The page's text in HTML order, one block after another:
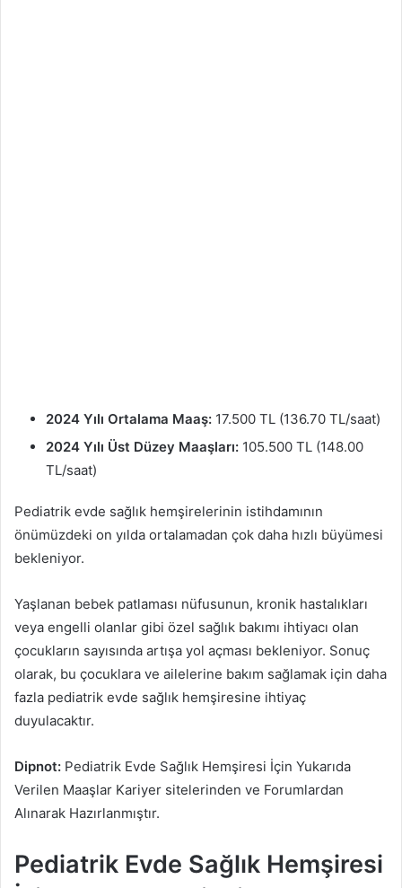
2024 Yılı Ortalama Maaş: 17.500 TL (136.70 TL/saat)
2024 Yılı Üst Düzey Maaşları: 105.500 TL (148.00
TL/saat)
Pediatrik evde sağlık hemşirelerinin istihdamının
önümüzdeki on yılda ortalamadan çok daha hızlı büyümesi
bekleniyor.
Yaşlanan bebek patlaması nüfusunun, kronik hastalıkları
veya engelli olanlar gibi özel sağlık bakımı ihtiyacı olan
çocukların sayısında artışa yol açması bekleniyor. Sonuç
olarak, bu çocuklara ve ailelerine bakım sağlamak için daha
fazla pediatrik evde sağlık hemşiresine ihtiyaç
duyulacaktır.
Dipnot: Pediatrik Evde Sağlık Hemşiresi İçin Yukarıda
Verilen Maaşlar Kariyer sitelerinden ve Forumlardan
Alınarak Hazırlanmıştır.
Pediatrik Evde Sağlık Hemşiresi